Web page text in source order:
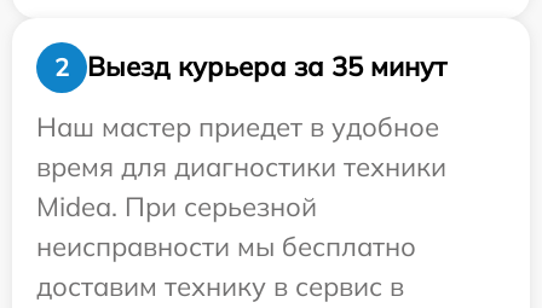
2
Выезд курьера за 35 минут
Наш мастер приедет в удобное
время для диагностики техники
Midea. При серьезной
неисправности мы бесплатно
доставим технику в сервис в